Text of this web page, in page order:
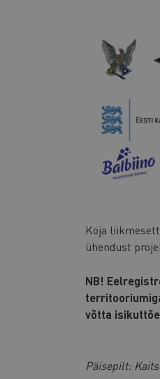
Koja
ühendust
NB!
võtta
Päisepilt: